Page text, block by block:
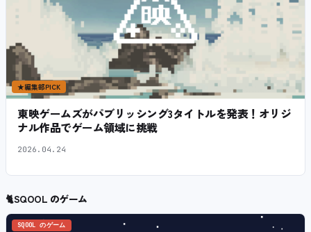
★編集部PICK
東映ゲームズがパブリッシング3タイトルを発表！オリジ
ナル作品でゲーム領域に挑戦
2026.04.24
🐈SQOOL のゲーム
SQOOL のゲーム